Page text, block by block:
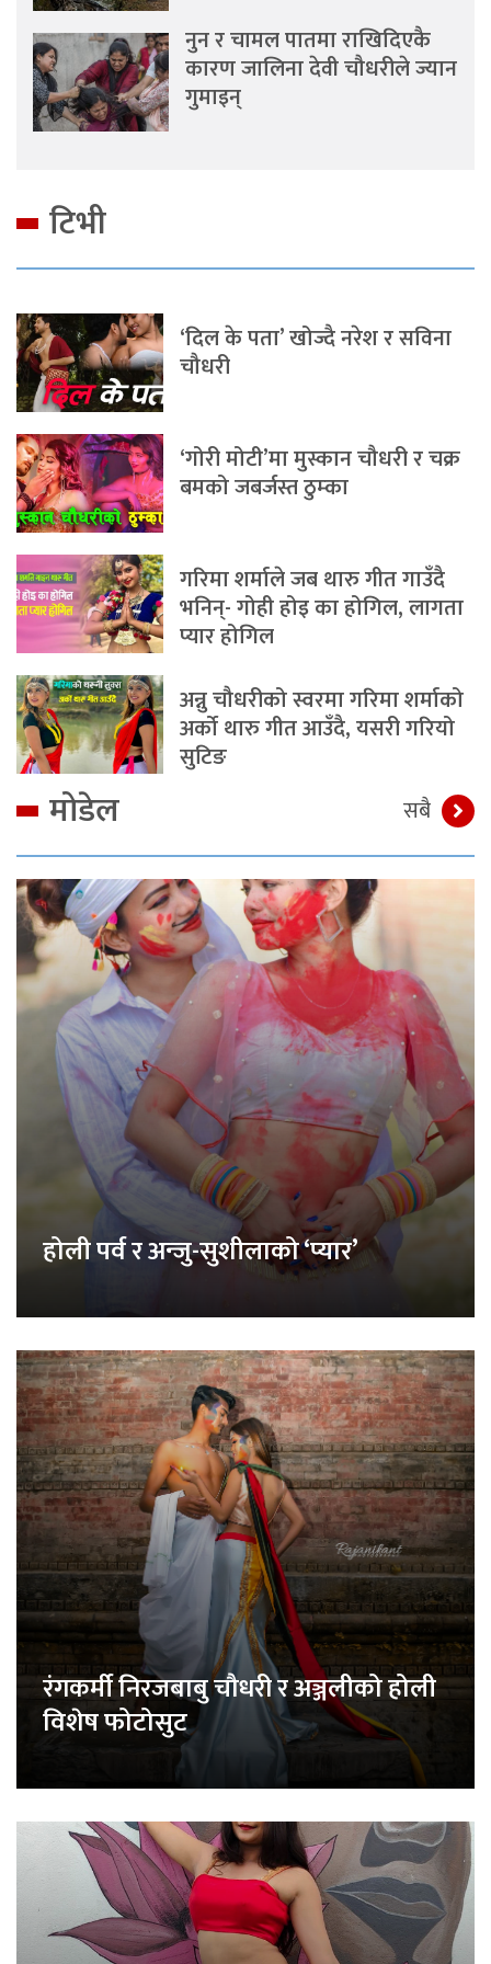
नुन र चामल पातमा राखिदिएकै
कारण जालिना देवी चौधरीले ज्यान
गुमाइन्
टिभी
‘दिल के पता’ खोज्दै नरेश र सविना
चौधरी
‘गोरी मोटी’मा मुस्कान चौधरी र चक्र
बमको जबर्जस्त ठुम्का
गरिमा शर्माले जब थारु गीत गाउँदै
भनिन्- गोही होइ का होगिल, लागता
प्यार होगिल
अन्नु चौधरीको स्वरमा गरिमा शर्माको
अर्को थारु गीत आउँदै, यसरी गरियो
सुटिङ
मोडेल सबै
होली पर्व र अन्जु-सुशीलाको ‘प्यार’
रंगकर्मी निरजबाबु चौधरी र अञ्जलीको होली
विशेष फोटोसुट